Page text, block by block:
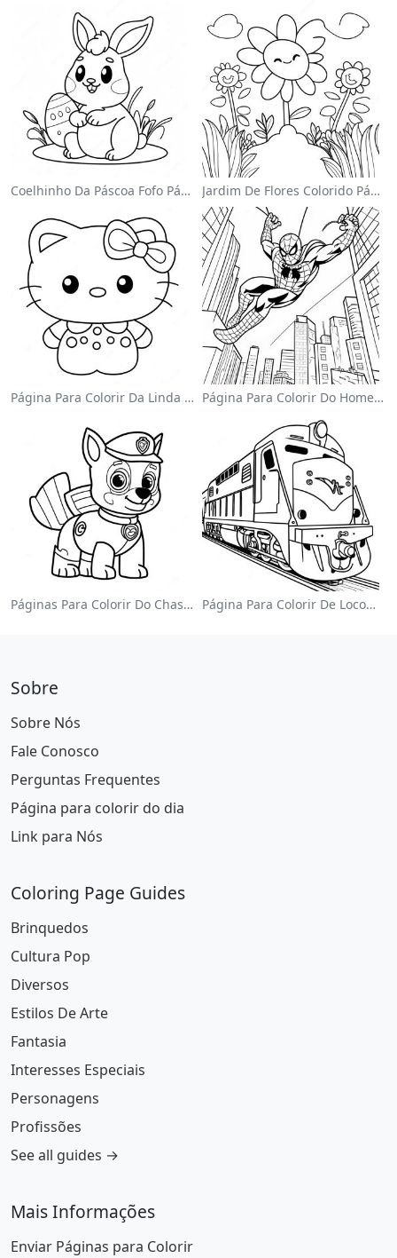
Coelhinho Da Páscoa Fofo Página Para Colorir Jardim De Flores Colorido Página Para Colorir
Página Para Colorir Da Linda Hello Kitty Com Laço Página Para Colorir Do Homem-Aranha Balançando Pela Cidade
Páginas Para Colorir Do Chase Da Patrulha Canina Página Para Colorir De Locomotiva Colorida
Sobre
Sobre Nós
Fale Conosco
Perguntas Frequentes
Página para colorir do dia
Link para Nós
Coloring Page Guides
Brinquedos
Cultura Pop
Diversos
Estilos De Arte
Fantasia
Interesses Especiais
Personagens
Profissões
See all guides →
Mais Informações
Enviar Páginas para Colorir